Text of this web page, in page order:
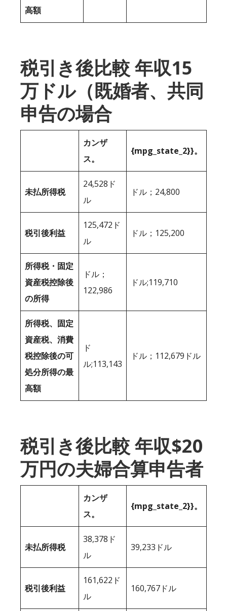
高額
税引き後比較 年収15
万ドル（既婚者、共同
申告の場合
カンザ
ス。
{mpg_state_2}}。
未払所得税
24,528ド
ル
ドル；24,800
税引後利益
125,472ド
ル
ドル；125,200
所得税・固定
資産税控除後
の所得
ドル；
122,986
ドル;119,710
所得税、固定
資産税、消費
税控除後の可
処分所得の最
高額
ド
ル;113,143
ドル；112,679ドル
税引き後比較 年収$20
万円の夫婦合算申告者
カンザ
ス。
{mpg_state_2}}。
未払所得税
38,378ド
ル
39,233ドル
税引後利益
161,622ド
ル
160,767ドル